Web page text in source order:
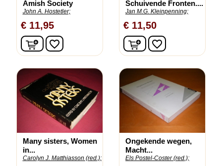
Amish Society
John A. Hostetler;
€ 11,95
In winkelwagen
favorite_border
Schuivende Fronten....
Jan M.G. Kleinpenning;
€ 11,50
In winkelwagen
favorite_border
Many sisters, Women
in...
Carolyn J. Matthiasson (red.);
Ongekende wegen,
Macht...
Els Postel-Coster (red.);